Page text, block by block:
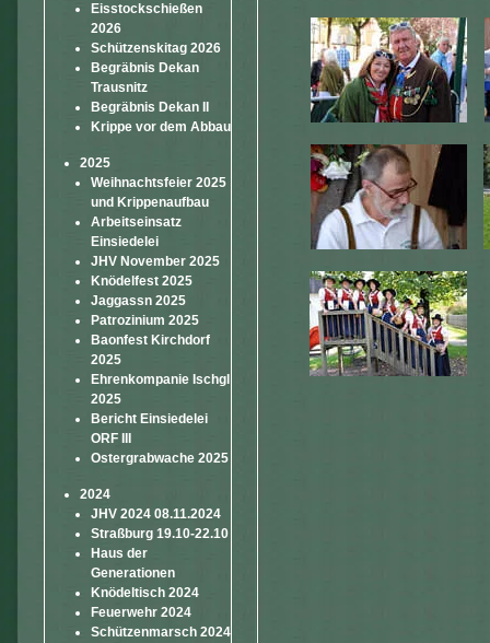
Eisstockschießen
2026
Schützenskitag 2026
Begräbnis Dekan
Trausnitz
Begräbnis Dekan II
Krippe vor dem Abbau
2025
Weihnachtsfeier 2025
und Krippenaufbau
Arbeitseinsatz
Einsiedelei
JHV November 2025
Knödelfest 2025
Jaggassn 2025
Patrozinium 2025
Baonfest Kirchdorf
2025
Ehrenkompanie Ischgl
2025
Bericht Einsiedelei
ORF III
Ostergrabwache 2025
2024
JHV 2024 08.11.2024
Straßburg 19.10-22.10
Haus der
Generationen
Knödeltisch 2024
Feuerwehr 2024
Schützenmarsch 2024